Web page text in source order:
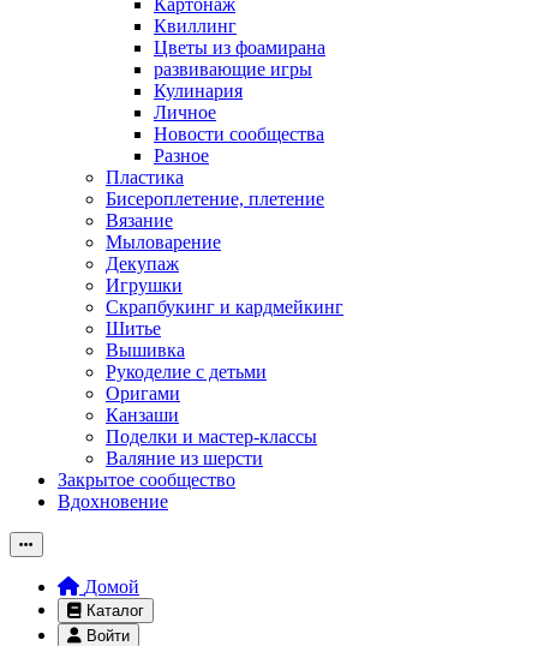
Картонаж
Квиллинг
Цветы из фоамирана
развивающие игры
Кулинария
Личное
Новости сообщества
Разное
Пластика
Бисероплетение, плетение
Вязание
Мыловарение
Декупаж
Игрушки
Скрапбукинг и кардмейкинг
Шитье
Вышивка
Рукоделие с детьми
Оригами
Канзаши
Поделки и мастер-классы
Валяние из шерсти
Закрытое сообщество
Вдохновение
Домой
Каталог
Войти